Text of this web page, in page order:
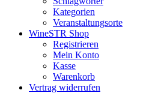
Kategorien
Veranstaltungsorte
WineSTR Shop
Registrieren
Mein Konto
Kasse
Warenkorb
Vertrag widerrufen